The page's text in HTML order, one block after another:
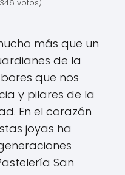
votos)
más que un
de la
que nos
y pilares de la
En el corazón
joyas ha
San